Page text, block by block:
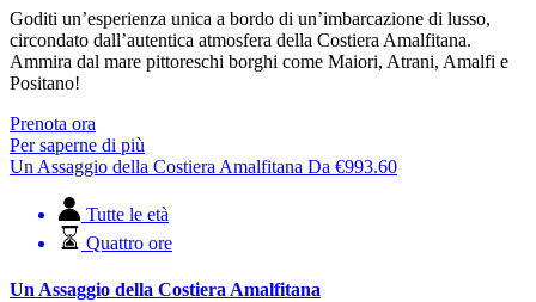
Goditi un’esperienza unica a bordo di un’imbarcazione di lusso,
circondato dall’autentica atmosfera della Costiera Amalfitana.
Ammira dal mare pittoreschi borghi come Maiori, Atrani, Amalfi e
Positano!
Prenota ora
Per saperne di più
Un Assaggio della Costiera Amalfitana Da €993.60
Tutte le età
Quattro ore
Un Assaggio della Costiera Amalfitana